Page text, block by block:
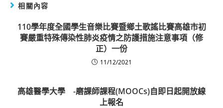
相關內容
110學年度全國學生音樂比賽暨鄉土歌謠比賽高雄市初
賽嚴重特殊傳染性肺炎疫情之防護措施注意事項（修
正）一份
11/12/2021
高雄醫學大學 -磨課師課程(MOOCs)自即日起開放線
上報名